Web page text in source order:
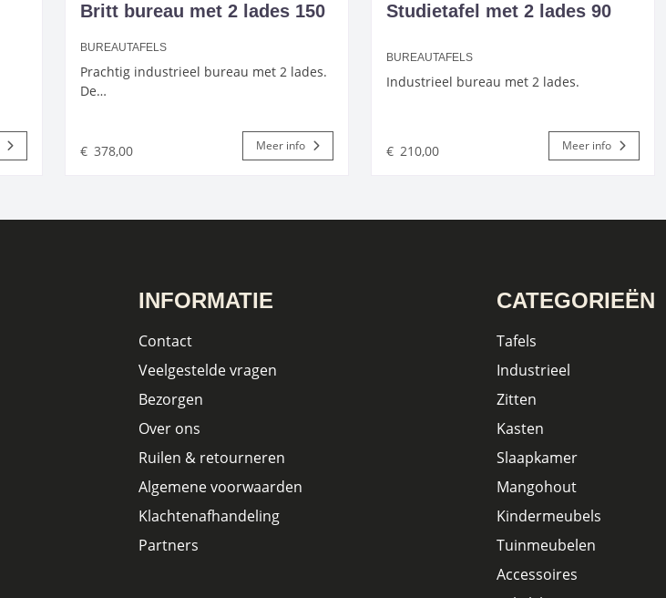
Britt bureau met 2 lades 150
BUREAUTAFELS
Prachtig industrieel bureau met 2 lades.
De…
€ 378,00 Meer info
Studietafel met 2 lades 90
BUREAUTAFELS
Industrieel bureau met 2 lades.
€ 210,00 Meer info
INFORMATIE
Contact
Veelgestelde vragen
Bezorgen
Over ons
Ruilen & retourneren
Algemene voorwaarden
Klachtenafhandeling
Partners
CATEGORIEËN
Tafels
Industrieel
Zitten
Kasten
Slaapkamer
Mangohout
Kindermeubels
Tuinmeubelen
Accessoires